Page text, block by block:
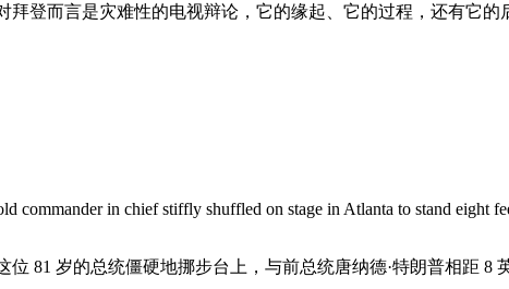
登而言是灾难性的电视辩论，它的缘起、它的过程，还有它的
commander in chief stiffly shuffled on stage in Atlanta to stand eight
81 岁的总统僵硬地挪步台上，与前总统唐纳德·特朗普相距 8